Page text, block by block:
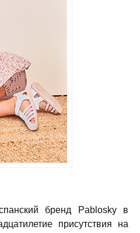
бренд Pablosky в
присутствия на